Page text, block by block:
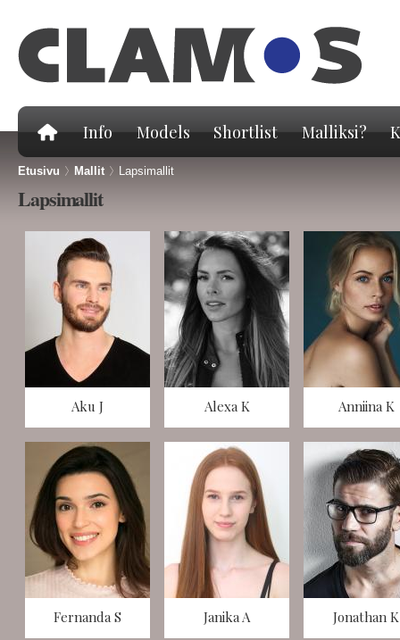
Info Models Shortlist Malliksi?
Etusivu > Mallit> Lapsimallit
Lapsimallit
Aku J Alexa K Anniina K
Fernanda S Janika A Jonathan K
Sivut